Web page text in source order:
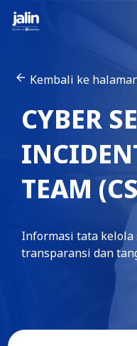
Kembali ke
CYBER
TEAM
Informasi tata
transparansi dan